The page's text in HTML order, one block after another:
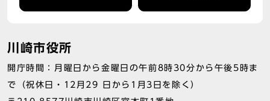
川崎市役所
開庁時間：月曜日から金曜日の午前8時30分から午後5時ま
で（祝休日・12月29 日から1月3日を除く）